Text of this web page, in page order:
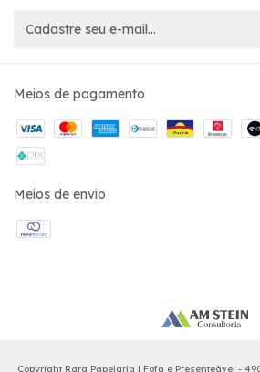
Meios de pagamento
Meios de envio
Copyright Rara Papelaria | Fofa e Presenteável -